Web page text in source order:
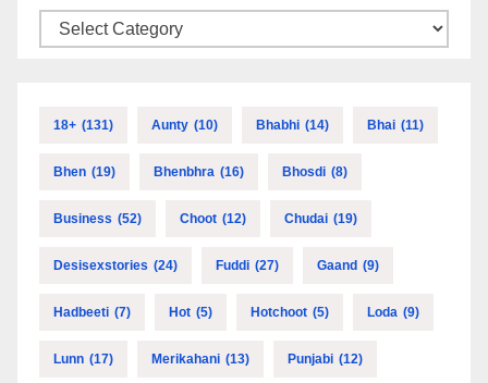
18+ (131) Aunty (10) Bhabhi (14) Bhai (11)
Bhen (19) Bhenbhra (16) Bhosdi (8)
Business (52) Choot (12) Chudai (19)
Desisexstories (24) Fuddi (27) Gaand (9)
Hadbeeti (7) Hot (5) Hotchoot (5) Loda (9)
Lunn (17) Merikahani (13) Punjabi (12)